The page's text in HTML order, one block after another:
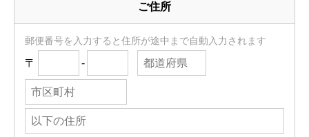
ご住所
郵便番号を入力すると住所が途中まで自動入力されます
〒 -